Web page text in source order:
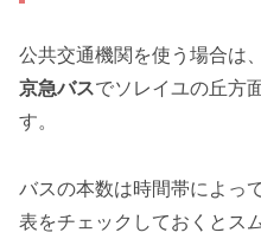
公共交通機関を使う場合は、
京急バスでソレイユの丘方
す。
バスの本数は時間帯によっ
表をチェックしておくとス